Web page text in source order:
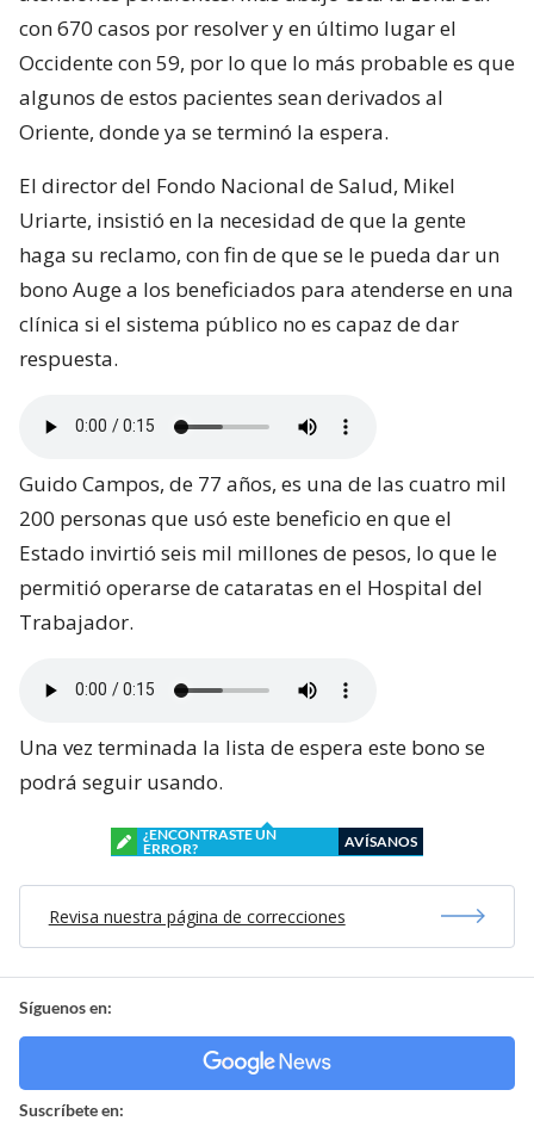
con 670 casos por resolver y en último lugar el
Occidente con 59, por lo que lo más probable es que
algunos de estos pacientes sean derivados al
Oriente, donde ya se terminó la espera.
El director del Fondo Nacional de Salud, Mikel
Uriarte, insistió en la necesidad de que la gente
haga su reclamo, con fin de que se le pueda dar un
bono Auge a los beneficiados para atenderse en una
clínica si el sistema público no es capaz de dar
respuesta.
Guido Campos, de 77 años, es una de las cuatro mil
200 personas que usó este beneficio en que el
Estado invirtió seis mil millones de pesos, lo que le
permitió operarse de cataratas en el Hospital del
Trabajador.
Una vez terminada la lista de espera este bono se
podrá seguir usando.
¿ENCONTRASTE UN
ERROR?
AVÍSANOS
Revisa nuestra página de correcciones
Síguenos en:
Suscríbete en: